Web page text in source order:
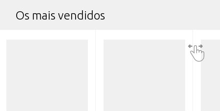
Os mais vendidos